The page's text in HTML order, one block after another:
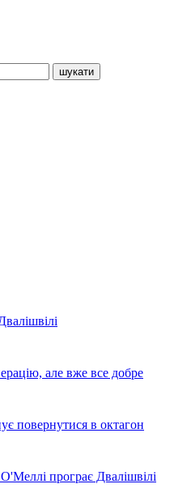
але вже все добре
повернутися в октагон
програє Двалішвілі